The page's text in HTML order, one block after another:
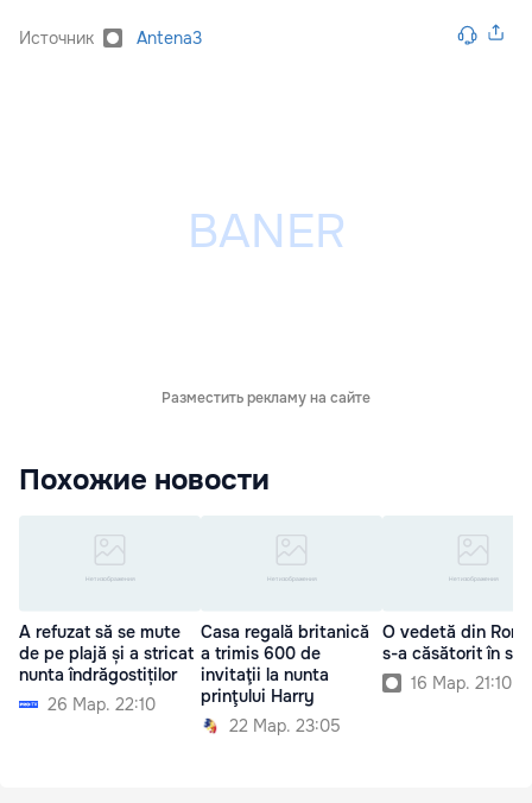
Источник Antena3
Разместить рекламу на сайте
Похожие новости
A refuzat să se mute
de pe plajă și a stricat
nunta îndrăgostiților
26 Мар. 22:10
Casa regală britanică
a trimis 600 de
invitaţii la nunta
prinţului Harry
22 Мар. 23:05
O vedetă din
s-a căsătorit în
16 Мар. 21:10